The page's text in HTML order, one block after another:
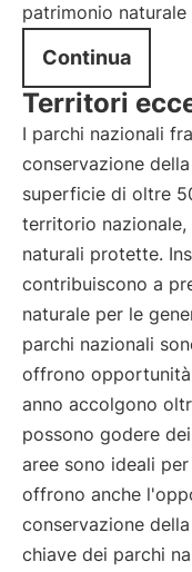
patrimonio
Continua
Territori
I parchi nazionali
conservazione
superficie di oltre
territorio
naturali protette.
contribuiscono a
naturale per le
parchi nazionali
offrono
anno accolgono
possono godere
aree sono ideali
offrono anche
conservazione
chiave dei parchi